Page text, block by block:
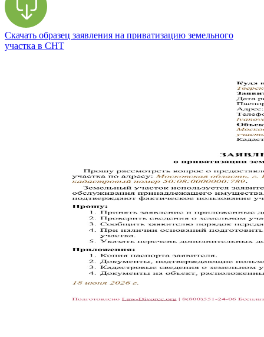
Скачать образец заявления на приватизацию земельного
участка в СНТ